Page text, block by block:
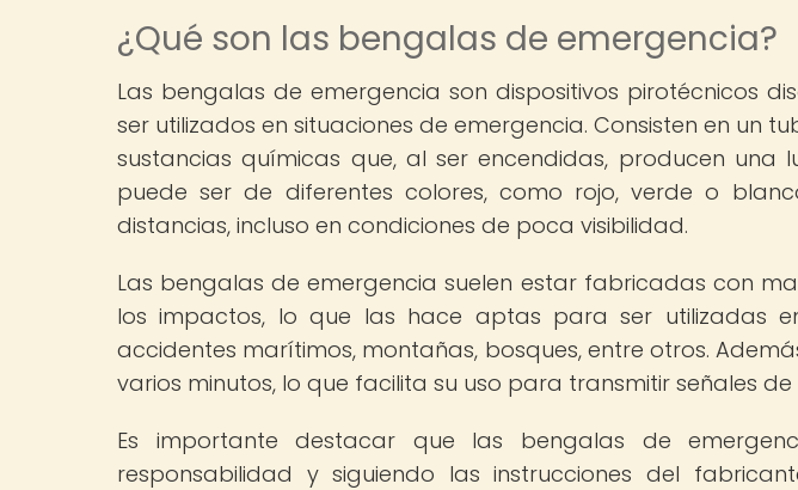
¿Qué son las bengalas de emergencia?
Las bengalas de emergencia son dispositivos pirotécnicos
ser utilizados en situaciones de emergencia. Consisten en un
sustancias químicas que, al ser encendidas, producen una
puede ser de diferentes colores, como rojo, verde o
distancias, incluso en condiciones de poca visibilidad.
Las bengalas de emergencia suelen estar fabricadas con
los impactos, lo que las hace aptas para ser utilizadas
accidentes marítimos, montañas, bosques, entre otros.
varios minutos, lo que facilita su uso para transmitir señales
Es importante destacar que las bengalas de
responsabilidad y siguiendo las instrucciones del